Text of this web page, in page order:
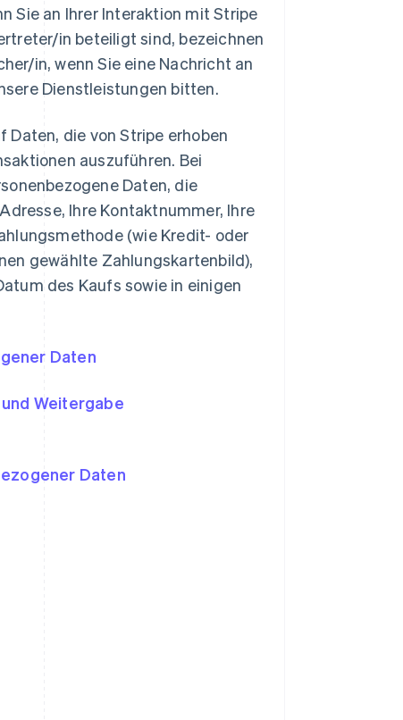
Sie an Ihrer Interaktion mit Stripe
in beteiligt sind, bezeichnen
in, wenn Sie eine Nachricht an
Dienstleistungen bitten.
Daten, die von Stripe erhoben
auszuführen. Bei
Daten, die
Ihre Kontaktnummer, Ihre
(wie Kredit- oder
gewählte Zahlungskartenbild),
des Kaufs sowie in einigen
Daten
Weitergabe
Daten